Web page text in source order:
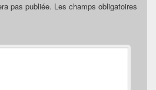
pas publiée. Les champs obligatoires